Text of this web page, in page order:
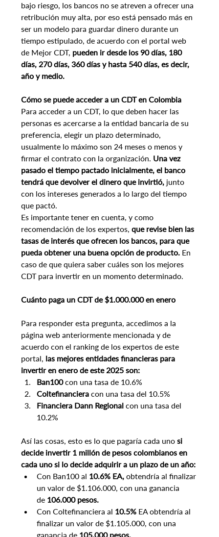
bajo riesgo, los bancos no se atreven a ofrecer una
retribución muy alta, por eso está pensado más en
ser un modelo para guardar dinero durante un
tiempo estipulado, de acuerdo con el portal web
de Mejor CDT, pueden ir desde los 90 días, 180
días, 270 días, 360 días y hasta 540 días, es decir,
año y medio.
Cómo se puede acceder a un CDT en Colombia
Para acceder a un CDT, lo que deben hacer las
personas es acercarse a la entidad bancaria de su
preferencia, elegir un plazo determinado,
usualmente lo máximo son 24 meses o menos y
firmar el contrato con la organización. Una vez
pasado el tiempo pactado inicialmente, el banco
tendrá que devolver el dinero que invirtió, junto
con los intereses generados a lo largo del tiempo
que pactó.
Es importante tener en cuenta, y como
recomendación de los expertos, que revise bien las
tasas de interés que ofrecen los bancos, para que
pueda obtener una buena opción de producto. En
caso de que quiera saber cuáles son los mejores
CDT para invertir en un momento determinado.
Cuánto paga un CDT de $1.000.000 en enero
Para responder esta pregunta, accedimos a la
página web anteriormente mencionada y de
acuerdo con el ranking de los expertos de este
portal, las mejores entidades financieras para
invertir en enero de este 2025 son:
Ban100 con una tasa de 10.6%
Coltefinanciera con una tasa del 10.5%
Financiera Dann Regional con una tasa del
10.2%
Así las cosas, esto es lo que pagaría cada uno si
decide invertir 1 millón de pesos colombianos en
cada uno si lo decide adquirir a un plazo de un año:
Con Ban100 al 10.6% EA, obtendría al finalizar
un valor de $1.106.000, con una ganancia
de 106.000 pesos.
Con Coltefinanciera al 10.5% EA obtendría al
finalizar un valor de $1.105.000, con una
ganancia de 105.000 pesos.